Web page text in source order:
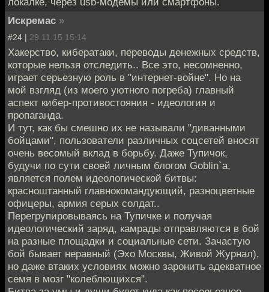
Искремас »
#24 | 29.11.15 15:14
Хакерство, кибератаки, переводы денежных средств,
которые нельзя отследить.. Все это, несомненно,
играет серьезную роль в "интернет-войне". Но на
мой взгляд (из моего уютного погреба) главный
аспект кибер-противостояния - идеология и
пропаганда.
И тут, как бы смешно их не называли "диванными
бойцами", пользователи различных соцсетей вносят
очень весомый вклад в борьбу. Даже Тупичок,
будучи по сути своей личным блогом Goblin`а,
является полем идеологической битвы:
красноштанный главнокомандующий, разноцветные
офицеры, армия серых солдат..
Перегрупировываясь на Тупичке и получая
идеологический заряд, камрады отправляются в бой
на разные площадки и социальные сети. Зачастую
бой бывает неравный (Эхо Москвы, Живой Журнал),
но даже втаких условиях можно заронить адекватное
семя в мозг "колеблющихся".